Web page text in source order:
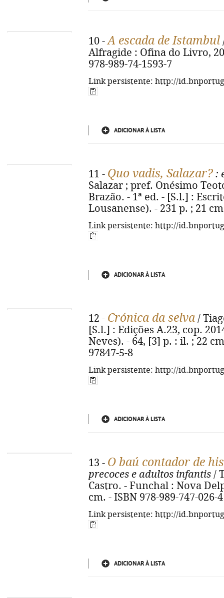
10 -A escada de Istambul
Alfragide : Ofina do Livro,
978-989-74-1593-7
Link persistente: http://
ADICIONAR À LISTA
11 - Quo vadis, Salazar? :
Salazar ; pref. Onésimo
Brazão. - 1ª ed. - [S.l.] :
Lousanense). - 231 p. ; 21
Link persistente: http://
ADICIONAR À LISTA
12 - Crónica da selva /
[S.l.] : Edições A.23, cop.
Neves). - 64, [3] p. : il. ; 22
97847-5-8
Link persistente: http://
ADICIONAR À LISTA
13 - O baú contador de
precoces e adultos infantis /
Castro. - Funchal : Nova
cm. - ISBN 978-989-747-026-4
Link persistente: http://
ADICIONAR À LISTA